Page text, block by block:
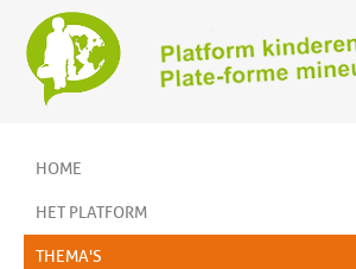
HOME
HET PLATFORM
THEMA'S